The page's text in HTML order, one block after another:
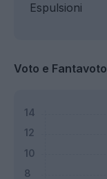
Espulsioni
Voto e Fantavoto